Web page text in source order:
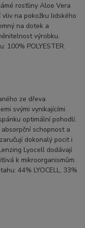
rostliny Aloe Vera
na pokožku lidského
na dotek a
výrobku.
100% POLYESTER.
ze dřeva
svými vynikajícími
optimální pohodlí.
schopnost a
dokonalý pocit i
Lyocell dodávají
k mikroorganismům.
44% LYOCELL, 33%